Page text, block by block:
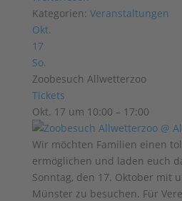
Kategorien: Veranstaltungen
Okt.
17
So.
Zoobesuch Allwetterzoo
Tickets
Okt. 17 um 10:00 – 17:00
Wir möchten Familien einen
ermöglichen und laden euch
Sonntag, den 17. Oktober mit
Münster zu besuchen. Für